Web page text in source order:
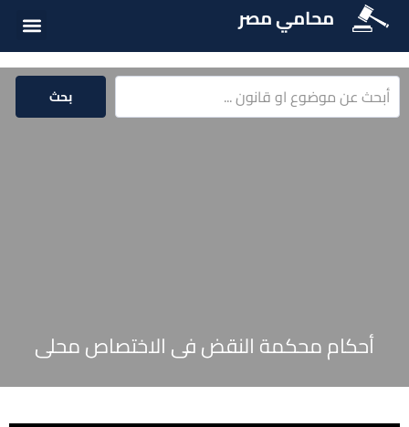
محامي مصر
بحث
أحكام محكمة النقض فى الاختصاص محلى